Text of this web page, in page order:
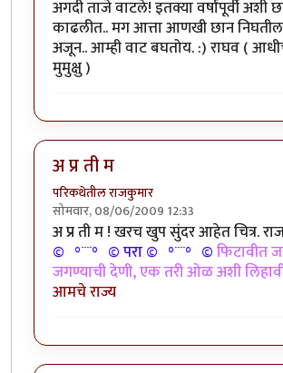
अगदी ताजे वाटले! इतक्या वर्षांपूर्वी अशी
काढलीत.. मग आत्ता आणखी छान
अजून.. आम्ही वाट बघतोय. :) राघव (
मुमुक्षु )
अ प्र ती म
परिकथेतील राजकुमार
सोमवार, 08/06/2009 12:33
अ प्र ती म ! खरच खुप सुंदर आहेत चित्र.
©º°¨¨°º© परा ©º°¨¨°º©फिटावीत
जगण्याची देणी, एक तरी ओळ अशी
आमचे राज्य